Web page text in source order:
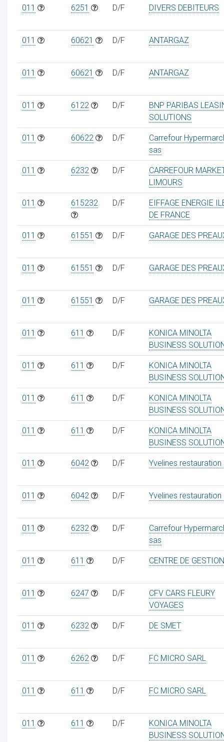
011 6251 D/F DIVERS DEBITEURS
011 60621 D/F ANTARGAZ
011 60621 D/F ANTARGAZ
011 6122 D/F
BNP PARIBAS
SOLUTIONS
011 60622 D/F
Carrefour
sas
011 6232 D/F
CARREFOUR
LIMOURS
011 615232 D/F
EIFFAGE ENERGIE
DE FRANCE
011 61551 D/F GARAGE DES
011 61551 D/F GARAGE DES
011 61551 D/F GARAGE DES
011 611 D/F
KONICA MINOLTA
BUSINESS
011 611 D/F
KONICA MINOLTA
BUSINESS
011 611 D/F
KONICA MINOLTA
BUSINESS
011 611 D/F
KONICA MINOLTA
BUSINESS
011 6042 D/F Yvelines restauration
011 6042 D/F Yvelines restauration
011 6232 D/F
Carrefour
sas
011 611 D/F CENTRE DE GESTION
011 6247 D/F
CFV CARS FLEURY
VOYAGES
011 6232 D/F DE SMET
011 6262 D/F FC MICRO SARL
011 611 D/F FC MICRO SARL
011 611 D/F
KONICA MINOLTA
BUSINESS